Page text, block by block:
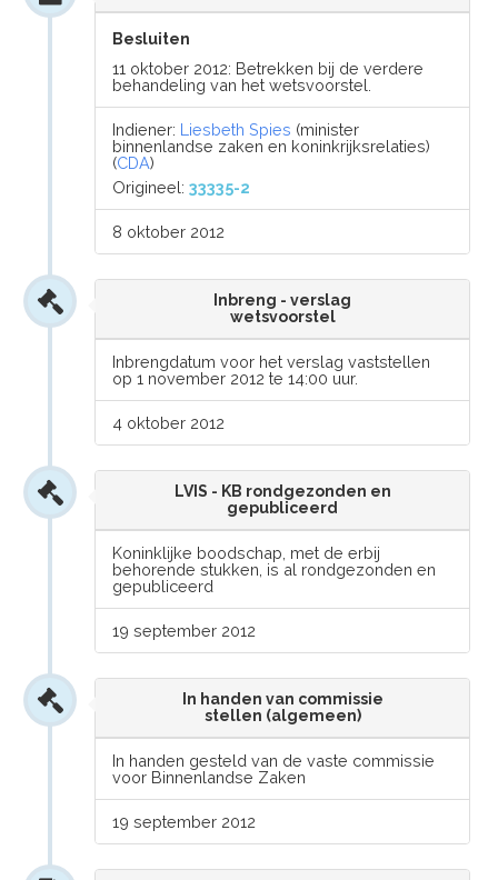
Besluiten
11 oktober 2012: Betrekken bij de verdere
behandeling van het wetsvoorstel.
Indiener: Liesbeth Spies (minister
binnenlandse zaken en koninkrijksrelaties)
(CDA)
Origineel:33335-2
8 oktober 2012
Inbreng - verslag
wetsvoorstel
Inbrengdatum voor het verslag vaststellen
op 1 november 2012 te 14:00 uur.
4 oktober 2012
LVIS - KB rondgezonden en
gepubliceerd
Koninklijke boodschap, met de erbij
behorende stukken, is al rondgezonden en
gepubliceerd
19 september 2012
In handen van commissie
stellen (algemeen)
In handen gesteld van de vaste commissie
voor Binnenlandse Zaken
19 september 2012